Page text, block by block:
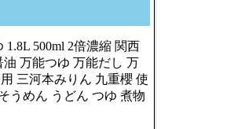
500ml 2倍濃縮 関西
万能つゆ 万能だし 万
三河本みりん 九重櫻 使
うめん うどん つゆ 煮物